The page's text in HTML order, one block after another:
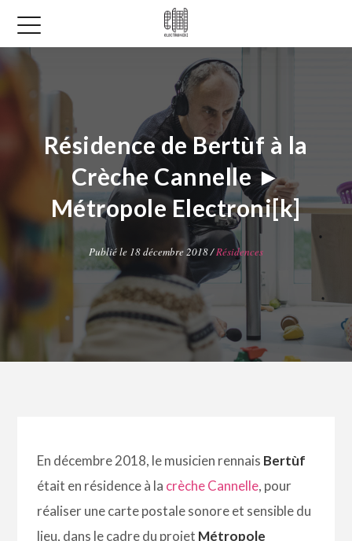
Résidence de Bertùf à la
Crèche Cannelle ►
Métropole Electroni[k]
Publié le 18 décembre 2018 /Résidences
En décembre 2018, le musicien rennais Bertùf
était en résidence à la crèche Cannelle, pour
réaliser une carte postale sonore et sensible du
lieu, dans le cadre du projet Métropole